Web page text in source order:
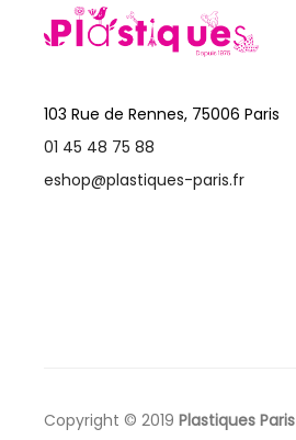
103 Rue de Rennes, 75006 Paris
01 45 48 75 88
eshop@plastiques-paris.fr
Copyright © 2019 Plastiques Paris